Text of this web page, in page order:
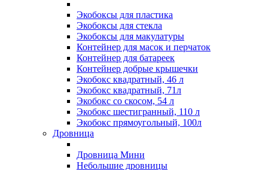
Экобоксы для пластика
Экобоксы для стекла
Экобоксы для макулатуры
Контейнер для масок и перчаток
Контейнер для батареек
Контейнер добрые крышечки
Экобокс квадратный, 46 л
Экобокс квадратный, 71л
Экобокс со скосом, 54 л
Экобокс шестигранный, 110 л
Экобокс прямоугольный, 100л
Дровница
Дровница Мини
Небольшие дровницы